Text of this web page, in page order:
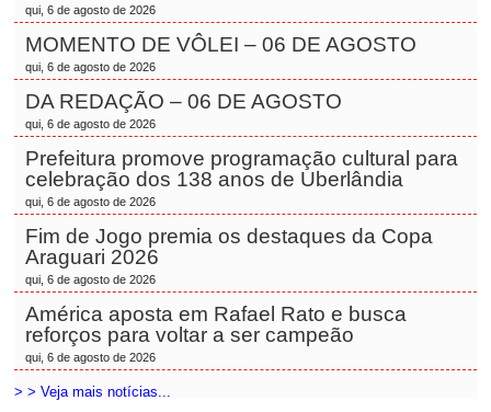
qui, 6 de agosto de 2026
MOMENTO DE VÔLEI – 06 DE AGOSTO
qui, 6 de agosto de 2026
DA REDAÇÃO – 06 DE AGOSTO
qui, 6 de agosto de 2026
Prefeitura promove programação cultural para
celebração dos 138 anos de Uberlândia
qui, 6 de agosto de 2026
Fim de Jogo premia os destaques da Copa
Araguari 2026
qui, 6 de agosto de 2026
América aposta em Rafael Rato e busca
reforços para voltar a ser campeão
qui, 6 de agosto de 2026
> > Veja mais notícias...